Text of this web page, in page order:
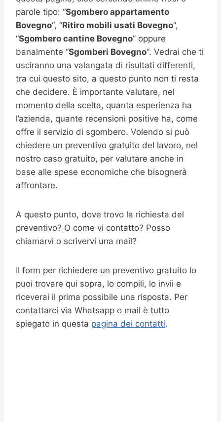
parole tipo: “Sgombero appartamento
Bovegno“, “Ritiro mobili usati Bovegno“,
“Sgombero cantine Bovegno” oppure
banalmente “Sgomberi Bovegno“. Vedrai che ti
usciranno una valangata di risultati differenti,
tra cui questo sito, a questo punto non ti resta
che decidere. È importante valutare, nel
momento della scelta, quanta esperienza ha
l’azienda, quante recensioni positive ha, come
offre il servizio di sgombero. Volendo si può
chiedere un preventivo gratuito del lavoro, nel
nostro caso gratuito, per valutare anche in
base alle spese economiche che bisognerà
affrontare.
A questo punto, dove trovo la richiesta del
preventivo? O come vi contatto? Posso
chiamarvi o scrivervi una mail?
Il form per richiedere un preventivo gratuito lo
puoi trovare qui sopra, lo compili, lo invii e
riceverai il prima possibile una risposta. Per
contattarci via Whatsapp o mail è tutto
spiegato in questa pagina dei contatti.